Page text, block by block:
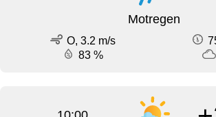
Motregen
O, 3.2 m/s
83 %